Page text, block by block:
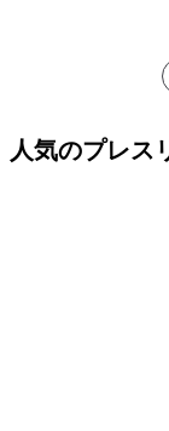
人気のプレス